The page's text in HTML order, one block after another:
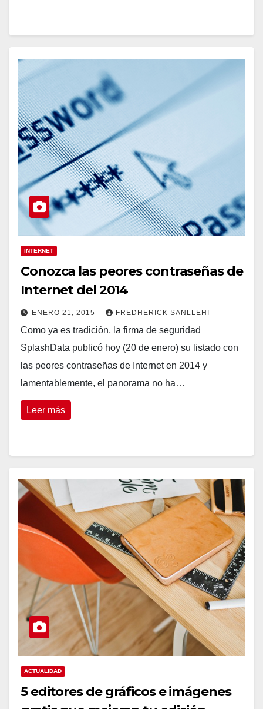
INTERNET
Conozca las peores contraseñas de
Internet del 2014
ENERO 21, 2015 FREDHERICK SANLLEHI
Como ya es tradición, la firma de seguridad
SplashData publicó hoy (20 de enero) su listado con
las peores contraseñas de Internet en 2014 y
lamentablemente, el panorama no ha…
Leer más
ACTUALIDAD
5 editores de gráficos e imágenes